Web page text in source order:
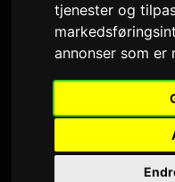
tjenester og
annonser som er
2,992 visninger
Daidai, som
forfatte teksten og